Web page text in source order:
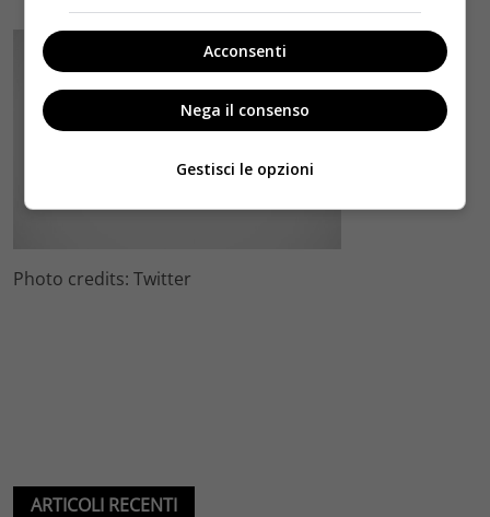
Photo credits: Twitter
ARTICOLI RECENTI
Acconsenti
Nega il consenso
Gestisci le opzioni